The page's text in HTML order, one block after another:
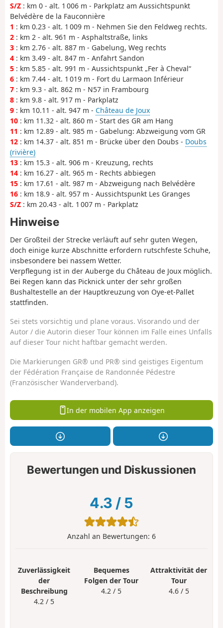
S/Z : km 0 - alt. 1 006 m - Parkplatz am Aussichtspunkt
Belvédère de la Fauconnière
1 : km 0.23 - alt. 1 009 m - Nehmen Sie den Feldweg rechts.
2 : km 2 - alt. 961 m - Asphaltstraße, links
3 : km 2.76 - alt. 887 m - Gabelung, Weg rechts
4 : km 3.49 - alt. 847 m - Anfahrt Sandon
5 : km 5.85 - alt. 991 m - Aussichtspunkt „Fer à Cheval“
6 : km 7.44 - alt. 1 019 m - Fort du Larmaon Inférieur
7 : km 9.3 - alt. 862 m - N57 in Frambourg
8 : km 9.8 - alt. 917 m - Parkplatz
9 : km 10.11 - alt. 947 m - Château de Joux
10 : km 11.32 - alt. 860 m - Start des GR am Hang
11 : km 12.89 - alt. 985 m - Gabelung: Abzweigung vom GR
12 : km 14.37 - alt. 851 m - Brücke über den Doubs - Doubs
(rivière)
13 : km 15.3 - alt. 906 m - Kreuzung, rechts
14 : km 16.27 - alt. 965 m - Rechts abbiegen
15 : km 17.61 - alt. 987 m - Abzweigung nach Belvédère
16 : km 18.9 - alt. 957 m - Aussichtspunkt Les Granges
S/Z : km 20.43 - alt. 1 007 m - Parkplatz
Hinweise
Der Großteil der Strecke verläuft auf sehr guten Wegen,
doch einige kurze Abschnitte erfordern rutschfeste Schuhe,
insbesondere bei nassem Wetter.
Verpflegung ist in der Auberge du Château de Joux möglich.
Bei Regen kann das Picknick unter der sehr großen
Bushaltestelle an der Hauptkreuzung von Oye-et-Pallet
stattfinden.
Sei stets vorsichtig und plane voraus. Visorando und der
Autor / die Autorin dieser Tour können im Falle eines Unfalls
auf dieser Tour nicht haftbar gemacht werden.
Die Markierungen GR® und PR® sind geistiges Eigentum
der Fédération Française de Randonnée Pédestre
(Französischer Wanderverband).
In der mobilen App anzeigen
Bewertungen und Diskussionen
4.3 / 5
Anzahl an Bewertungen: 6
Zuverlässigkeit
der
Beschreibung
4.2 / 5
Bequemes
Folgen der Tour
4.2 / 5
Attraktivität der
Tour
4.6 / 5